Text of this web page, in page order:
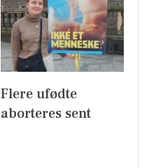
Flere ufødte
aborteres sent